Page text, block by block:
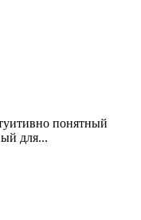
понятный
для...